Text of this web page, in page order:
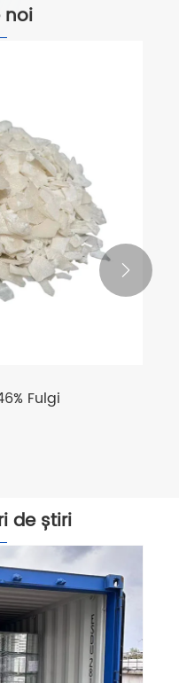
noi
Fulgi

de știri